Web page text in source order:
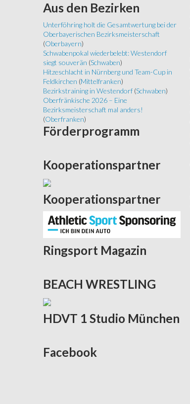
Aus den Bezirken
Unterföhring holt die Gesamtwertung bei der
Oberbayerischen Bezirksmeisterschaft
(Oberbayern)
Schwabenpokal wiederbelebt: Westendorf
siegt souverän (Schwaben)
Hitzeschlacht in Nürnberg und Team-Cup in
Feldkirchen (Mittelfranken)
Bezirkstraining in Westendorf (Schwaben)
Oberfränkische 2026 – Eine
Bezirksmeisterschaft mal anders!
(Oberfranken)
Förderprogramm
Kooperationspartner
Kooperationspartner
Ringsport Magazin
BEACH WRESTLING
HDVT 1 Studio München
Facebook